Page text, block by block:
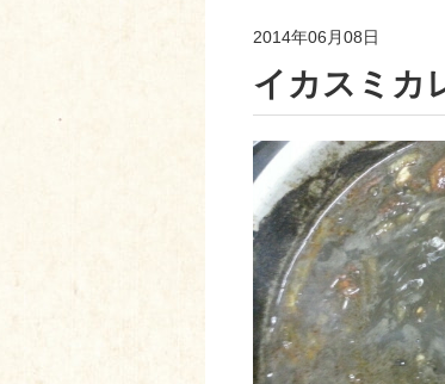
2014年06月08日
イカスミカ